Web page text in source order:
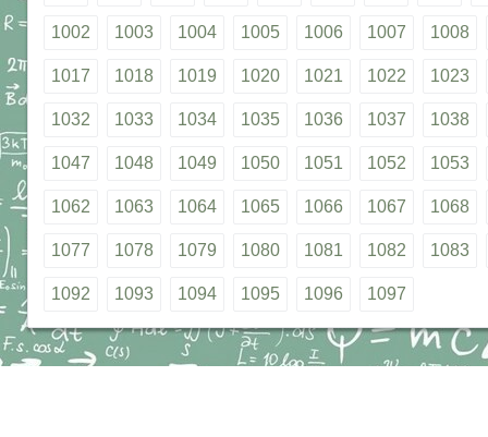
1002 1003 1004 1005 1006 1007 1008
1017 1018 1019 1020 1021 1022 1023
1032 1033 1034 1035 1036 1037 1038
1047 1048 1049 1050 1051 1052 1053
1062 1063 1064 1065 1066 1067 1068
1077 1078 1079 1080 1081 1082 1083
1092 1093 1094 1095 1096 1097